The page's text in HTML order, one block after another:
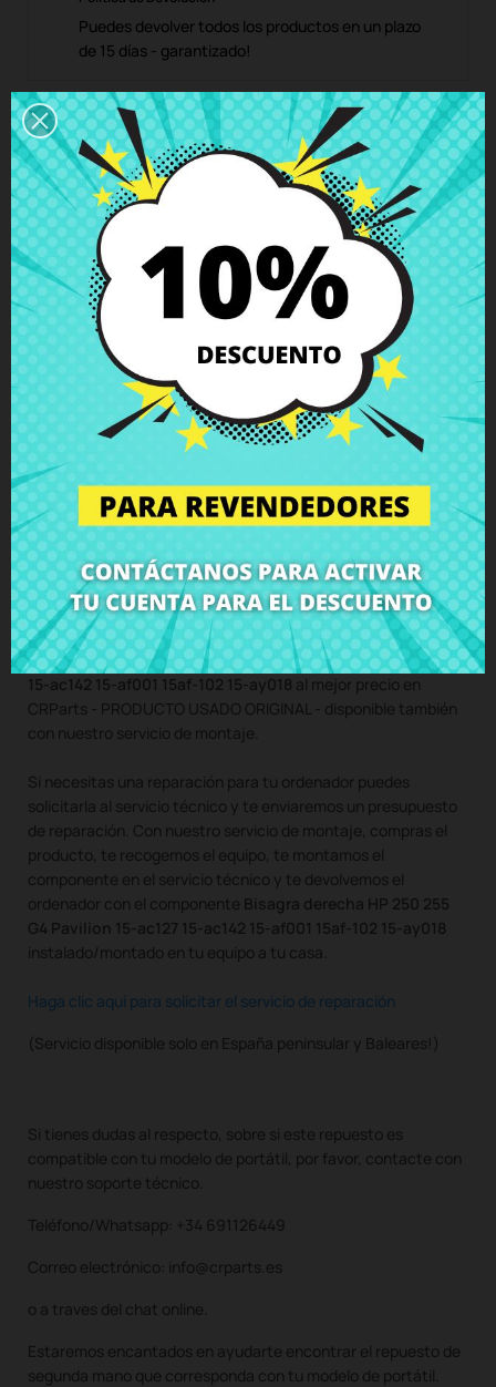
Puedes devolver todos los productos en un plazo
de 15 días - garantizado!
Descripción
Detalles del producto
Grados
Bisagra derecha HP 250 255 G4
Pavilion 15-ac127 15-ac142 15-af001
15af-102 15-ay018
con tornillos incluidos
CompraBisagra derecha HP 250 255 G4 Pavilion 15-ac127
15-ac142 15-af001 15af-102 15-ay018 al mejor precio en
CRParts - PRODUCTO USADO ORIGINAL - disponible también
con nuestro servicio de montaje.
Si necesitas una reparación para tu ordenador puedes
solicitarla al servicio técnico y te enviaremos un presupuesto
de reparación. Con nuestro servicio de montaje, compras el
producto, te recogemos el equipo, te montamos el
componente en el servicio técnico y te devolvemos el
ordenador con el componente Bisagra derecha HP 250 255
G4 Pavilion 15-ac127 15-ac142 15-af001 15af-102 15-ay018
instalado/montado en tu equipo a tu casa.
Haga clic aquí para solicitar el servicio de reparación
(Servicio disponible solo en España peninsular y Baleares!)
Si tienes dudas al respecto, sobre si este repuesto es
compatible con tu modelo de portátil, por favor, contacte con
nuestro soporte técnico.
Teléfono/Whatsapp: +34 691126449
Correo electrónico: info@crparts.es
o a traves del chat online.
Estaremos encantados en ayudarte encontrar el repuesto de
segunda mano que corresponda con tu modelo de portátil.